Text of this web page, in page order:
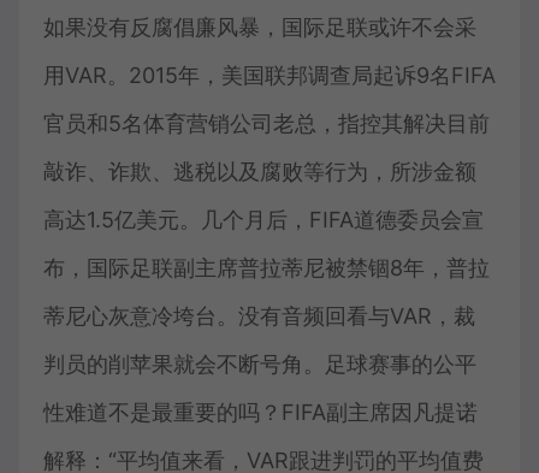
如果没有反腐倡廉风暴，国际足联或许不会采
用VAR。2015年，美国联邦调查局起诉9名FIFA
官员和5名体育营销公司老总，指控其解决目前
敲诈、诈欺、逃税以及腐败等行为，所涉金额
高达1.5亿美元。几个月后，FIFA道德委员会宣
布，国际足联副主席普拉蒂尼被禁锢8年，普拉
蒂尼心灰意冷垮台。没有音频回看与VAR，裁
判员的削苹果就会不断号角。足球赛事的公平
性难道不是最重要的吗？FIFA副主席因凡提诺
解释：“平均值来看，VAR跟进判罚的平均值费